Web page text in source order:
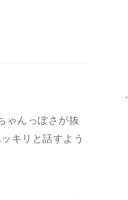
ゃんっぽさが抜
キリと話すよう